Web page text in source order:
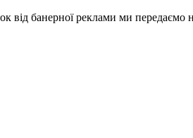
від банерної реклами ми передаємо